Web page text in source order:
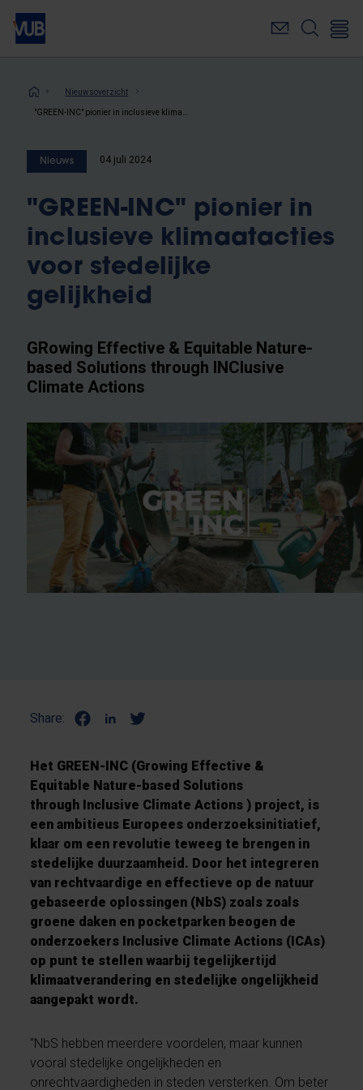
Overslaan
naar
inhoudKruimelpad
Nieuwsoverzicht
Nieuws 04 juli 2024
"GREEN-INC" pionier in
inclusieve klimaatacties
voor stedelijke
gelijkheid
GRowing Effective & Equitable Nature-
based Solutions through INClusive
Climate Actions
Share:
Het GREEN-INC (Growing Effective &
Equitable Nature-based Solutions
through Inclusive Climate Actions ) project, is
een ambitieus Europees onderzoeksinitiatief,
klaar om een revolutie teweeg te brengen in
stedelijke duurzaamheid. Door het integreren
van rechtvaardige en effectieve op de natuur
gebaseerde oplossingen (NbS) zoals zoals
groene daken en pocketparken beogen de
onderzoekers Inclusive Climate Actions (ICAs)
op punt te stellen waarbij tegelijkertijd
klimaatverandering en stedelijke ongelijkheid
aangepakt wordt.
"NbS hebben meerdere voordelen, maar kunnen
vooral stedelijke ongelijkheden en
onrechtvaardigheden in steden versterken. Om beter